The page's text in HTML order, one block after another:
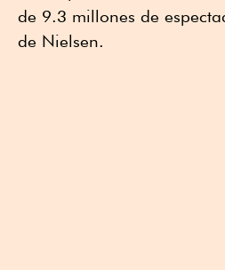
de 9.3 millones de
de Nielsen.